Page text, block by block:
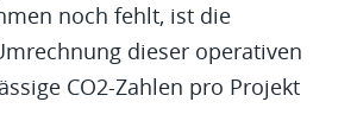
noch fehlt, ist die
dieser operativen
CO2-Zahlen pro Projekt